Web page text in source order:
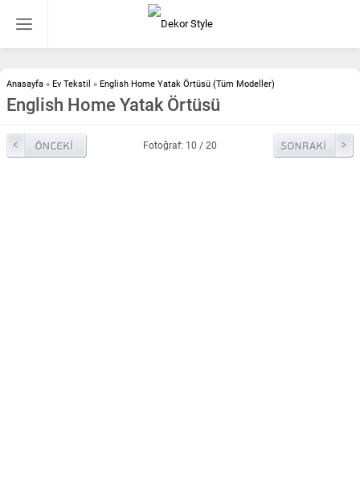
Anasayfa » Ev Tekstil » English Home Yatak Örtüsü (Tüm Modeller)
English Home Yatak Örtüsü
Fotoğraf: 10 / 20